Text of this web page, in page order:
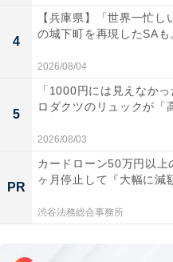
4
【兵庫県】「世界一忙
の城下町を再現したSAも
2026/08/04
5
「1000円には見えなか
ロダクツのリュックが「
2026/08/03
PR
カードローン50万円以上
ヶ月停止して『大幅に減
渋谷法務総合事務所